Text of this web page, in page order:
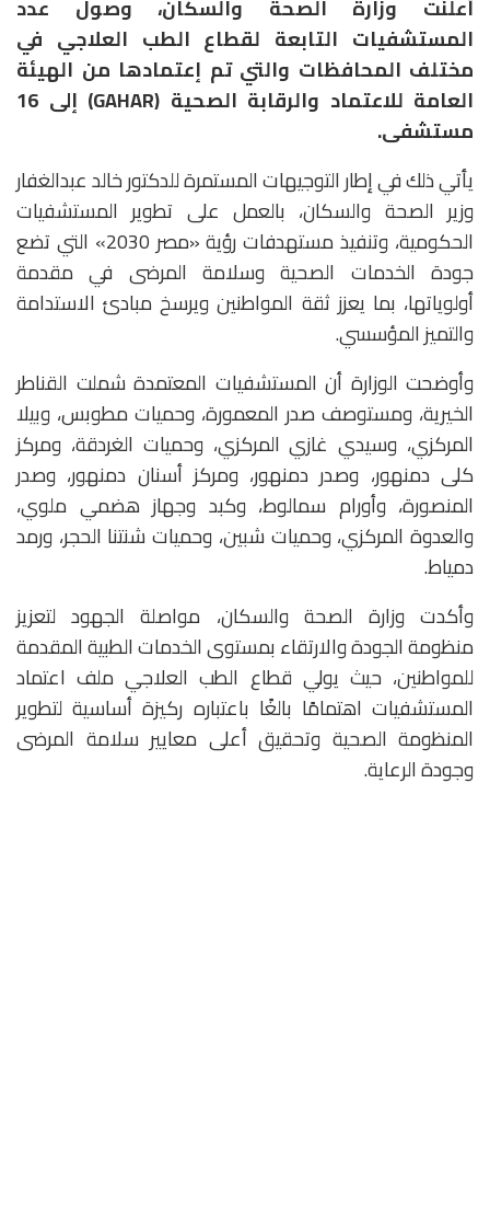
أعلنت وزارة الصحة والسكان، وصول عدد
المستشفيات التابعة لقطاع الطب العلاجي في
مختلف المحافظات والتي تم إعتمادها من الهيئة
العامة للاعتماد والرقابة الصحية (GAHAR) إلى 16
مستشفى.
يأتي ذلك في إطار التوجيهات المستمرة للدكتور خالد عبدالغفار
وزير الصحة والسكان، بالعمل على تطوير المستشفيات
الحكومية، وتنفيذ مستهدفات رؤية «مصر 2030» التي تضع
جودة الخدمات الصحية وسلامة المرضى في مقدمة
أولوياتها، بما يعزز ثقة المواطنين ويرسخ مبادئ الاستدامة
والتميز المؤسسي.
وأوضحت الوزارة أن المستشفيات المعتمدة شملت القناطر
الخيرية، ومستوصف صدر المعمورة، وحميات مطوبس، وبيلا
المركزي، وسيدي غازي المركزي، وحميات الغردقة، ومركز
كلى دمنهور، وصدر دمنهور، ومركز أسنان دمنهور، وصدر
المنصورة، وأورام سمالوط، وكبد وجهاز هضمي ملوي،
والعدوة المركزي، وحميات شبين، وحميات شنتنا الحجر، ورمد
دمياط.
وأكدت وزارة الصحة والسكان، مواصلة الجهود لتعزيز
منظومة الجودة والارتقاء بمستوى الخدمات الطبية المقدمة
للمواطنين، حيث يولي قطاع الطب العلاجي ملف اعتماد
المستشفيات اهتمامًا بالغًا باعتباره ركيزة أساسية لتطوير
المنظومة الصحية وتحقيق أعلى معايير سلامة المرضى
وجودة الرعاية.